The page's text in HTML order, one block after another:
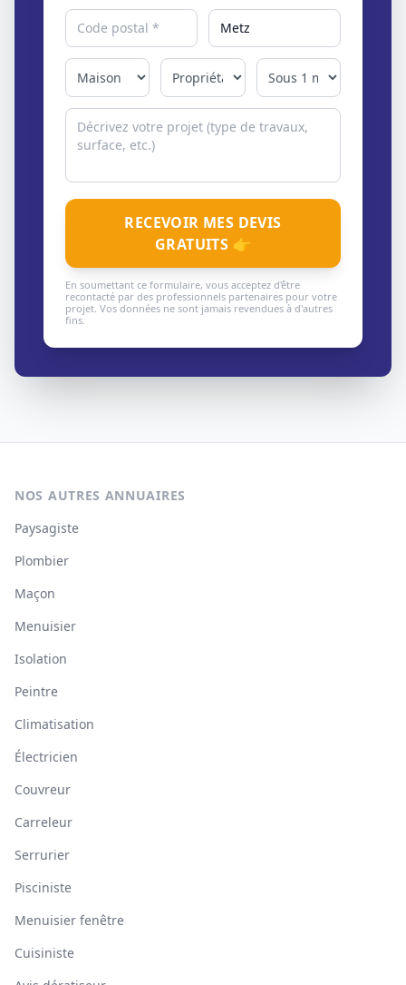
RECEVOIR MES DEVIS
GRATUITS 👉
En soumettant ce formulaire, vous acceptez d'être
recontacté par des professionnels partenaires pour votre
projet. Vos données ne sont jamais revendues à d'autres
fins.
NOS AUTRES ANNUAIRES
Paysagiste
Plombier
Maçon
Menuisier
Isolation
Peintre
Climatisation
Électricien
Couvreur
Carreleur
Serrurier
Pisciniste
Menuisier fenêtre
Cuisiniste